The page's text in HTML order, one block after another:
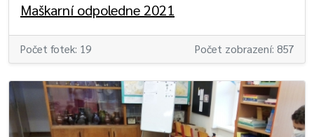
Maškarní odpoledne 2021
Počet fotek: 19 Počet zobrazení: 857